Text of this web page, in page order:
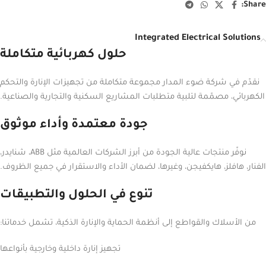
Share:
Integrated Electrical Solutions
حلول كهربائية متكاملة
نقدّم في شركة ضوء المدار مجموعة متكاملة من تجهيزات الإنارة والتحكم
الكهربائي، مصمّمة لتلبية متطلبات المشاريع السكنية والتجارية والصناعية.
جودة معتمدة وأداء موثوق
نوفّر منتجات عالية الجودة من أبرز الشركات العالمية مثل ABB، شنايدر،
الفنار، هافلز، هايكفيجن، وغيرها، لضمان الأداء والاستقرار في جميع الظروف.
تنوع في الحلول والتطبيقات
من الأسلاك والقواطع إلى أنظمة الحماية والإنارة الذكية، تشمل خدماتنا:
تجهيز إنارة داخلية وخارجية بأنواعها